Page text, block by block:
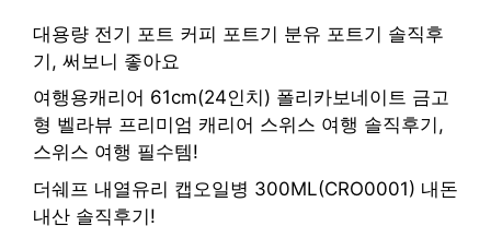
대용량 전기 포트 커피 포트기 분유 포트기 솔직후
기, 써보니 좋아요
여행용캐리어 61cm(24인치) 폴리카보네이트 금고
형 벨라뷰 프리미엄 캐리어 스위스 여행 솔직후기,
스위스 여행 필수템!
더쉐프 내열유리 캡오일병 300ML(CRO0001) 내돈
내산 솔직후기!